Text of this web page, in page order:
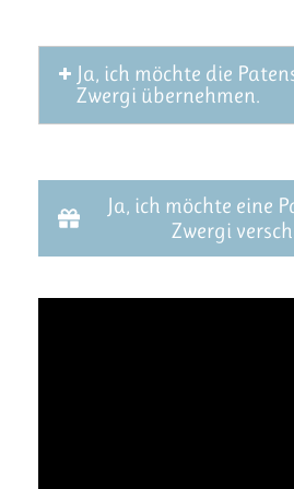
Ja, ich möchte die
Zwergi übernehmen.
Ja, ich möchte eine
Zwergi